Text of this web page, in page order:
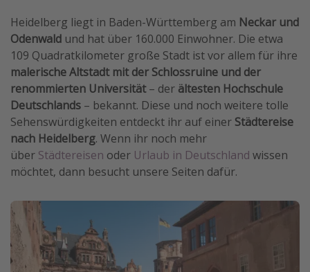
Hotels in Amsterdam
Hotels am Achensee
Weitere Themen
Reise Journal
Familienurlaub in der Türkei
Rundreisen in Thailand
Reisepassfreie Reiseziele
Travel Know How
Silvesterreisen
Heidelberg liegt in Baden-Württemberg am Neckar und
Odenwald und hat über 160.000 Einwohner. Die etwa
109 Quadratkilometer große Stadt ist vor allem für ihre
malerische Altstadt mit der Schlossruine und der
renommierten Universität– der ältesten Hochschule
Deutschlands – bekannt. Diese und noch weitere tolle
Sehenswürdigkeiten entdeckt ihr auf einer Städtereise
nach Heidelberg. Wenn ihr noch mehr
über Städtereisen oder Urlaub in Deutschland wissen
möchtet, dann besucht unsere Seiten dafür.